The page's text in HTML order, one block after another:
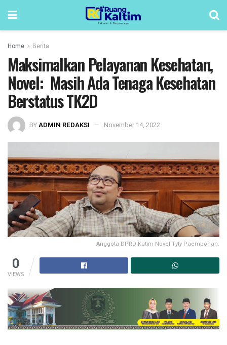
Home Berita
Maksimalkan Pelayanan Kesehatan,
Novel: Masih Ada Tenaga Kesehatan
Berstatus TK2D
BYADMIN REDAKSI November 14, 2022
Anggota DPRD Kutim Novel Tyty Paembonan.
0
VIEWS